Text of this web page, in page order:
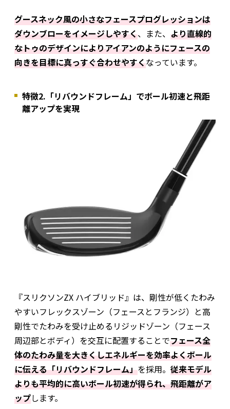
グースネック風の小さなフェースプログレッションは
ダウンブローをイメージしやすく、また、 より直線的
なトゥのデザインによりアイアンのようにフェースの
向きを目標に真っすぐ合わせやすくなっています。
特徴2.「リバウンドフレーム」でボール初速と飛距
離アップを実現
『スリクソンZX ハイブリッド』は、剛性が低くたわみ
やすいフレックスゾーン（フェースとフランジ）と高
剛性でたわみを受け止めるリジッドゾーン（フェース
周辺部とボディ）を交互に配置することでフェース全
体のたわみ量を大きくしエネルギーを効率よくボール
に伝える「リバウンドフレーム」を採用。 従来モデル
よりも平均的に高いボール初速が得られ、飛距離がア
ップします。